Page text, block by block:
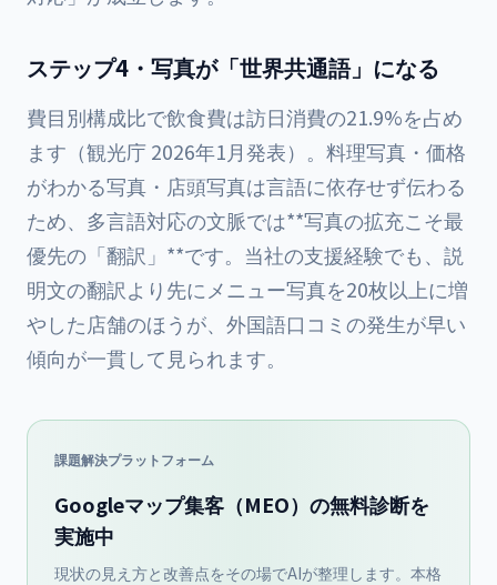
ステップ4・写真が「世界共通語」になる
費目別構成比で飲食費は訪日消費の21.9%を占め
ます（観光庁 2026年1月発表）。料理写真・価格
がわかる写真・店頭写真は言語に依存せず伝わる
ため、多言語対応の文脈では**写真の拡充こそ最
優先の「翻訳」**です。当社の支援経験でも、説
明文の翻訳より先にメニュー写真を20枚以上に増
やした店舗のほうが、外国語口コミの発生が早い
傾向が一貫して見られます。
課題解決プラットフォーム
Googleマップ集客（MEO）の無料診断を
実施中
現状の見え方と改善点をその場でAIが整理します。本格